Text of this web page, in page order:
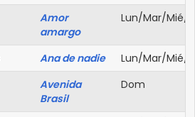
Amor
amargo
Lun/Mar/Mié/
Ana de nadie
Lun/Mar/Mié/
Avenida
Brasil
Dom